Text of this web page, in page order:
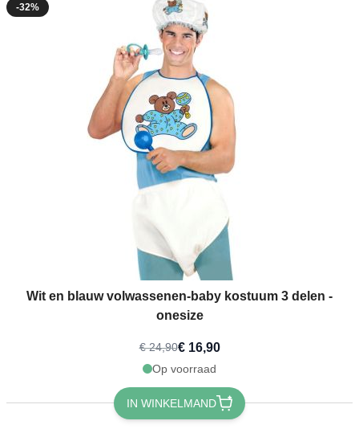
-32%
Wit en blauw volwassenen-baby kostuum 3 delen -
onesize
€ 24,90€ 16,90
Op voorraad
IN WINKELMAND